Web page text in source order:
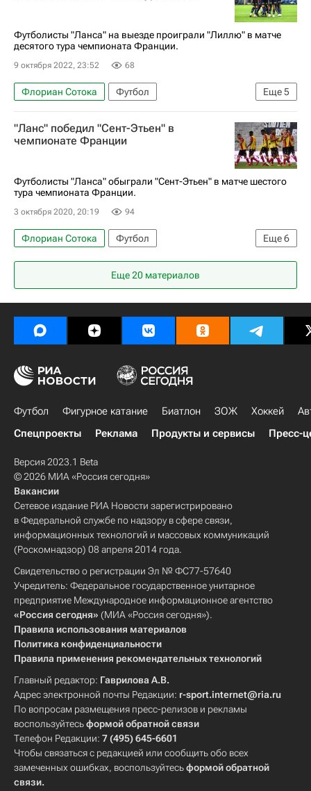
Футболисты "Ланса" на выезде проиграли "Лиллю" в матче
десятого тура чемпионата Франции.
9 октября 2022, 23:52 68
Еще5
Флориан Сотока
Футбол
Чемпионат Франции по футболу (Лига 1)
Лилль
Ланс
Джонатан Дэвид
"Ланс" победил "Сент-Этьен" в
чемпионате Франции
Футболисты "Ланса" обыграли "Сент-Этьен" в матче шестого
тура чемпионата Франции.
3 октября 2020, 20:19 94
Еще6
Флориан Сотока
Футбол
Чемпионат Франции по футболу (Лига 1)
Ланс
Тимоте Колодзейчак
Вахби Хазри
Гаэль Какюта
Еще 20 материалов
Футбол Фигурное катание Биатлон ЗОЖ Хоккей
Спецпроекты
Реклама Продукты и сервисы Пресс-
Версия 2023.1 Beta
© 2026 МИА «Россия сегодня»
Вакансии
Сетевое издание РИА Новости зарегистрировано
в Федеральной службе по надзору в сфере связи,
информационных технологий и массовых коммуникаций
(Роскомнадзор) 08 апреля 2014 года.
Свидетельство о регистрации Эл № ФС77-57640
Учредитель: Федеральное государственное унитарное
предприятие Международное информационное агентство
«Россия сегодня» (МИА «Россия сегодня»).
Правила использования материалов
Политика конфиденциальности
Правила применения рекомендательных технологий
Главный редактор: Гаврилова А.В.
Адрес электронной почты Редакции: r-sport.internet@ria.ru
По вопросам размещения пресс-релизов и рекламы
воспользуйтесьформой обратной связи
Телефон Редакции: 7 (495) 645-6601
Чтобы связаться с редакцией или сообщить обо всех
замеченных ошибках, воспользуйтесьформой обратной
связи.